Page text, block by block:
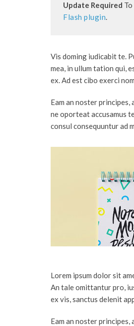
Update Required
Flash plugin.
Vis doming iudicabit te.
mea, in ullum tation qui,
ex. Ad est cibo exerci
Eam an noster
ne oporteat accusamus
consul consequuntur ad
Lorem ipsum dolor sit
An tale omittantur pro,
ex vis, sanctus delenit
Eam an noster